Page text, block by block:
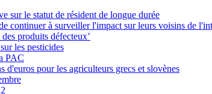
sur le statut de résident de longue durée
continuer à surveiller l'impact sur leurs voisins de
produits défecteux’
les pesticides
PAC
d'euros pour les agriculteurs grecs et slovènes